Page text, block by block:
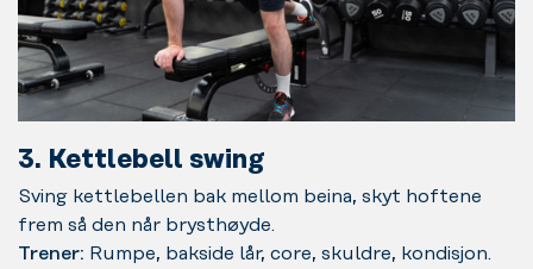
3. Kettlebell swing
Sving kettlebellen bak mellom beina, skyt hoftene
frem så den når brysthøyde.
Trener: Rumpe, bakside lår, core, skuldre, kondisjon.